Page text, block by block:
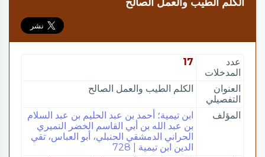
عدد
المدخلات
17
العنوان
التفصيلي
الكلم الطيب والعمل الصالح
المؤلف
ابن تيمية؛ أحمد بن عبد الحليم بن عبد السلام
بن عبد الله بن أبي القاسم الخضر النميري
الحراني الدمشقي الحنبلي، أبو العباس، تقي
الدين ابن تيمية | 728